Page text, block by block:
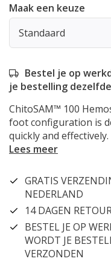
Maak een keuze
Standaard
Bestel je op
je bestelling
ChitoSAM™ 100
foot configuration is
quickly and effectively.
Lees meer
GRATIS
NEDERLAND
14 DAGEN
BESTEL JE OP
WORDT JE
VERZONDEN